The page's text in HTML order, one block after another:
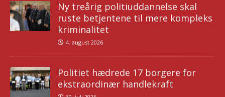
Ny treårig politiuddannelse skal
ruste betjentene til mere kompleks
kriminalitet
4. august 2026
Politiet hædrede 17 borgere for
ekstraordinær handlekraft